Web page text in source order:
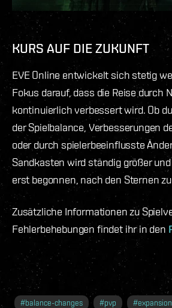
KURS AUF DIE ZUKUNFT
EVE Online entwickelt sich stetig
Fokus darauf, dass die Reise durch
kontinuierlich verbessert wird. Ob
der Spielbalance, Verbesserungen
oder durch spielerbeeinflusste
Sandkasten wird ständig größer
erst begonnen, nach den Sternen
Zusätzliche Informationen zu
Fehlerbehebungen findet ihr in den
#balance-changes #pvp #expansion